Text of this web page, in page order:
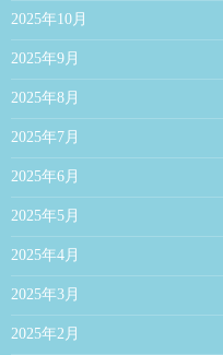
2025年10月
2025年9月
2025年8月
2025年7月
2025年6月
2025年5月
2025年4月
2025年3月
2025年2月